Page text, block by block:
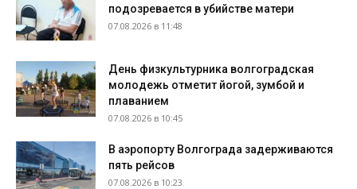
подозревается в убийстве матери
07.08.2026 в 11:48
День физкультурника волгоградская
молодежь отметит йогой, зумбой и
плаванием
07.08.2026 в 10:45
В аэропорту Волгограда задерживаются
пять рейсов
07.08.2026 в 10:23